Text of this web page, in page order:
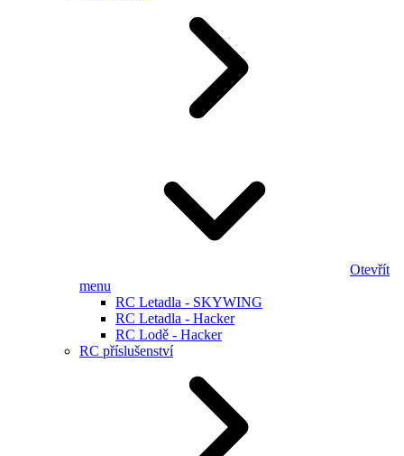
Otevřít
menu
RC Letadla - SKYWING
RC Letadla - Hacker
RC Lodě - Hacker
RC příslušenství